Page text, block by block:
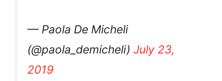
— Paola De Micheli
(@paola_demicheli) July 23,
2019